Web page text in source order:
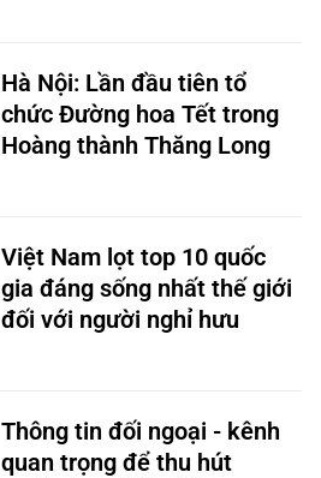
Hà Nội: Lần đầu tiên tổ
chức Đường hoa Tết trong
Hoàng thành Thăng Long
Việt Nam lọt top 10 quốc
gia đáng sống nhất thế giới
đối với người nghỉ hưu
Thông tin đối ngoại - kênh
quan trọng để thu hút